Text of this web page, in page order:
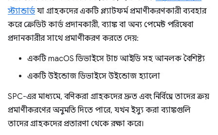
স্ট্যান্ডার্ডযা গ্রাহকদের একটি প্ল্যাটফর্ম প্রমাণীকরণকারী ব্যবহার
করে ক্রেডিট কার্ড প্রদানকারী, ব্যাঙ্ক বা অন্য পেমেন্ট পরিষেবা
প্রদানকারীর সাথে প্রমাণীকরণ করতে দেয়:
একটি macOS ডিভাইসে টাচ আইডি সহ আনলক বৈশিষ্ট্য
একটি উইন্ডোজ ডিভাইসে উইন্ডোজ হ্যালো
SPC-এর মাধ্যমে, বণিকরা গ্রাহকদের দ্রুত এবং নির্বিঘ্নে তাদের ক্রয়
প্রমাণীকরণের অনুমতি দিতে পারে, যখন ইস্যু করা ব্যাঙ্কগুলি
তাদের গ্রাহকদের প্রতারণা থেকে রক্ষা করে।